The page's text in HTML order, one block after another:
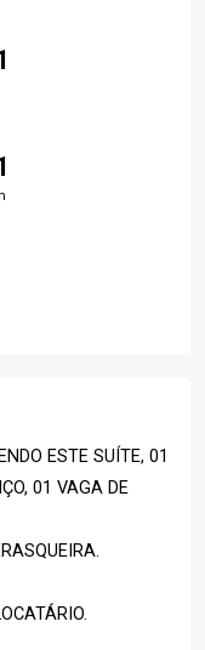
ESTE SUÍTE, 01
01 VAGA DE